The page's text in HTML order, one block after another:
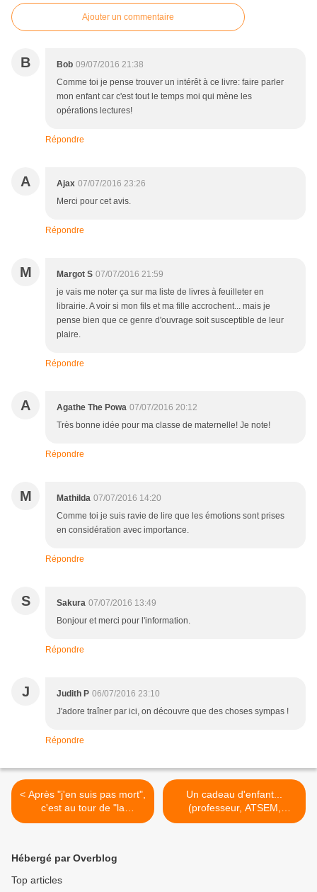
Ajouter un commentaire
B Bob 09/07/2016 21:38
Comme toi je pense trouver un intérêt à ce livre: faire parler
mon enfant car c'est tout le temps moi qui mène les
opérations lectures!
Répondre
A Ajax 07/07/2016 23:26
Merci pour cet avis.
Répondre
M Margot S 07/07/2016 21:59
je vais me noter ça sur ma liste de livres à feuilleter en
librairie. A voir si mon fils et ma fille accrochent... mais je
pense bien que ce genre d'ouvrage soit susceptible de leur
plaire.
Répondre
A Agathe The Powa 07/07/2016 20:12
Très bonne idée pour ma classe de maternelle! Je note!
Répondre
M Mathilda 07/07/2016 14:20
Comme toi je suis ravie de lire que les émotions sont prises
en considération avec importance.
Répondre
S Sakura 07/07/2016 13:49
Bonjour et merci pour l'information.
Répondre
J Judith P 06/07/2016 23:10
J'adore traîner par ici, on découvre que des choses sympas !
Répondre
< Après "j'en suis pas mort",
c'est au tour de "la
génération de petits cons"...
Un cadeau d'enfant...
(professeur, ATSEM,
nounou, crèche...) #2 :
Hébergé par Overblog
Top articles